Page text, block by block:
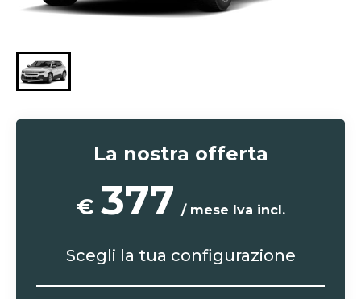
La nostra offerta
€ 377 / mese Iva incl.
Scegli la tua configurazione